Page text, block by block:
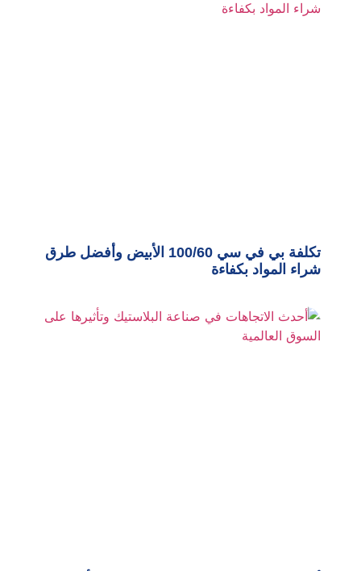
تكلفة بي في سي 100/60 الأبيض وأفضل طرق
شراء المواد بكفاءة